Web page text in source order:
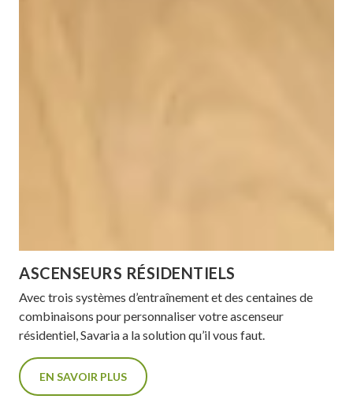
ASCENSEURS RÉSIDENTIELS
Avec trois systèmes d’entraînement et des centaines de
combinaisons pour personnaliser votre ascenseur
résidentiel, Savaria a la solution qu’il vous faut.
EN SAVOIR PLUS